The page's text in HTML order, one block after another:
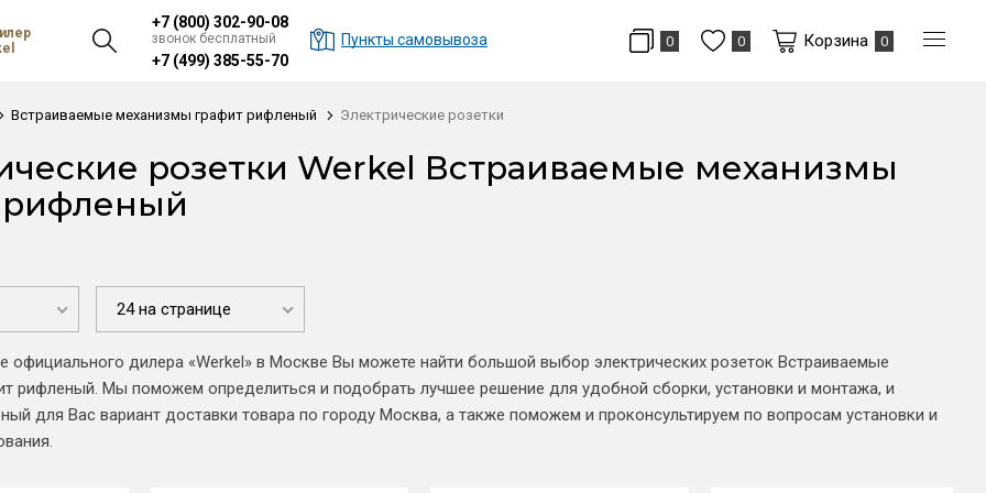
+7 (800) 302-90-08
звонок бесплатный
+7 (499) 385-55-70
Пункты самовывоза 0 0 Корзина 0
Встраиваемые механизмы графит рифленый Электрические розетки
розетки Werkel Встраиваемые механизмы
рифленый
24 на странице
официального дилера «Werkel» в Москве Вы можете найти большой выбор электрических розеток Встраиваемые
рифленый. Мы поможем определиться и подобрать лучшее решение для удобной сборки, установки и монтажа, и
для Вас вариант доставки товара по городу Москва, а также поможем и проконсультируем по вопросам установки и